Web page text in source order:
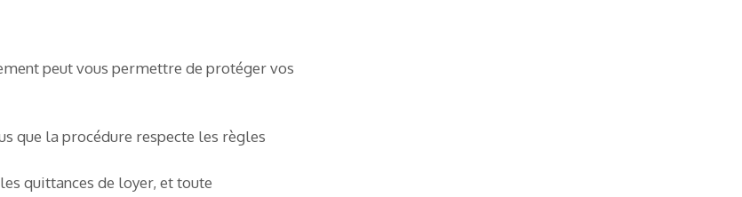
peut vous permettre de protéger vos
que la procédure respecte les règles
quittances de loyer, et toute